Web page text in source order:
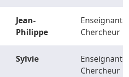
Jean-
Philippe
Enseignant-
Chercheur
Sylvie
Enseignant-
Chercheur